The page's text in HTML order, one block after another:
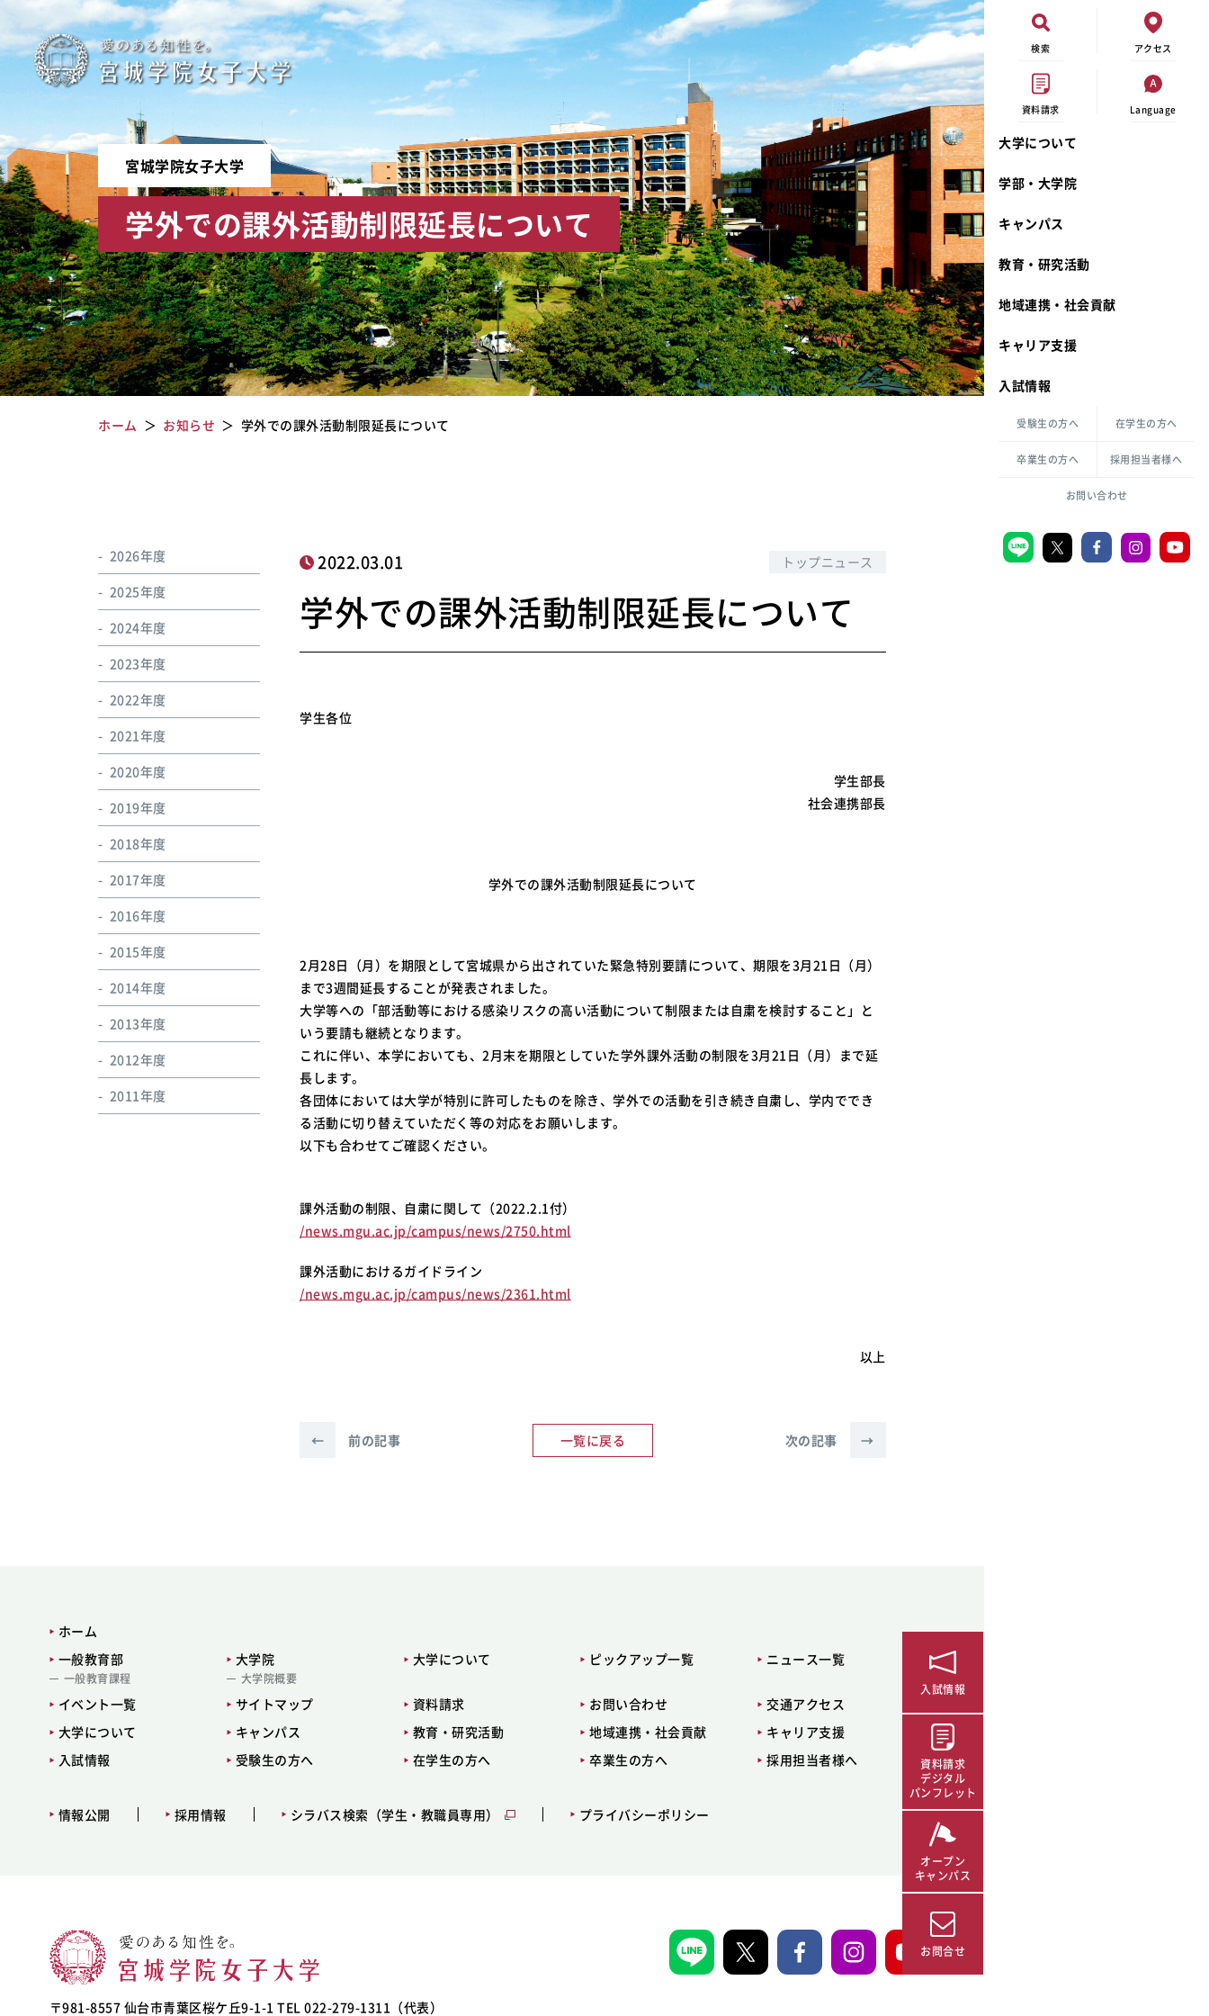
検索 アクセス
資料請求 Language
大学について
宮城学院 校歌
礼拝堂
カリキュラム・ポリシー
倫理憲章
ハラスメントの防止
共生のための多様性宣言
学部・大学院
生活文化デザイン学科
一般教育課程
キャンパス
奨学金
大学祭
キャンパスメンバーズ
教職センター
学芸員課程
図書館司書課程
教育・研究活動動物実験に関する情報公開
キリスト教文化研究所
生活環境科学研究所
地域連携・社会貢献
カリキュラム・入室方法
キャリア支援
入試情報
受験生の方へ 在学生の方へ
卒業生の方へ 採用担当者様へ
お問い合わせ
宮
城
学
院
女
子
大
学
宮城学院女子大学
学外での課外活動制限延長について
ホーム お知らせ 学外での課外活動制限延長について
2022.03.01 トップニュース
学外での課外活動制限延長について
学生各位
学生部長
社会連携部長
学外での課外活動制限延長について
2月28日（月）を期限として宮城県から出されていた緊急特別要請について、期限を3月21日（月）
まで3週間延長することが発表されました。
大学等への「部活動等における感染リスクの高い活動について制限または自粛を検討すること」と
いう要請も継続となります。
これに伴い、本学においても、2月末を期限としていた学外課外活動の制限を3月21日（月）まで延
長します。
各団体においては大学が特別に許可したものを除き、学外での活動を引き続き自粛し、学内ででき
る活動に切り替えていただく等の対応をお願いします。
以下も合わせてご確認ください。
課外活動の制限、自粛に関して（2022.2.1付）
/news.mgu.ac.jp/campus/news/2750.html
課外活動におけるガイドライン
/news.mgu.ac.jp/campus/news/2361.html
以上
← 前の記事 一覧に戻る 次の記事 →
2026年度
2025年度
2024年度
2023年度
2022年度
2021年度
2020年度
2019年度
2018年度
2017年度
2016年度
2015年度
2014年度
2013年度
2012年度
2011年度
ホーム
一般教育部
一般教育課程
大学院
大学院概要
大学について ピックアップ一覧 ニュース一覧
イベント一覧 サイトマップ 資料請求 お問い合わせ
交通アクセス
大学について
キャンパス 教育・研究活動 地域連携・社会貢献
キャリア支援
入試情報
受験生の方へ 在学生の方へ 卒業生の方へ 採用担当者様へ
情報公開 採用情報 シラバス検索（学生・教職員専用） プライバシーポリシー
〒981-8557 仙台市青葉区桜ケ丘9-1-1 TEL 022-279-1311（代表）
入試情報
資料請求
デジタル
パンフレット
オープン
キャンパス
お問合せ